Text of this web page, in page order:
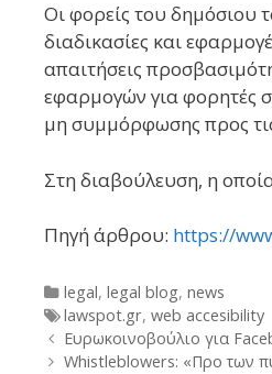
Οι φορείς του δημόσιου
διαδικασίες και
απαιτήσεις
εφαρμογών για φορητές
μη συμμόρφωσης προς
Στη διαβούλευση, η
Πηγή άρθρου: https://
Categories
legal, legal blog, news
Tags
lawspot.gr, web accesibility
Post
navigation
Ευρωκοινοβούλιο για
Whistleblowers: «Προ των